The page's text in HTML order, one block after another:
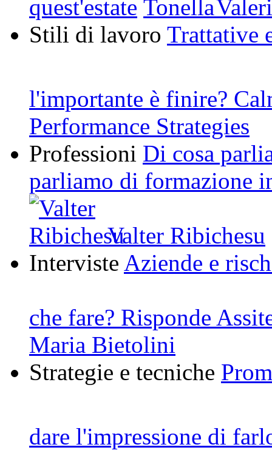
quest'estate
Stili di lavoro Trattative
l'importante è finire?
Performance Strategies
Professioni Di cosa
parliamo di formazione
Valter Ribichesu
Interviste Aziende e
che fare? Risponde
Maria Bietolini
Strategie e tecniche
dare l'impressione di